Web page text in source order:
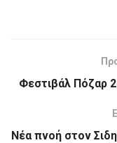
Φεστιβάλ Πόζαρ
Νέα πνοή στον